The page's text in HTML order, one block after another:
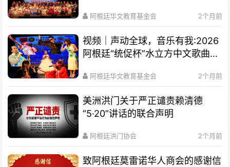
阿根廷华文教育基金会 2个月前
视频｜声动全球，音乐有我:2026
阿根廷“统促杯”水立方中文歌曲大
阿根廷华文教育基金会 2个月前
美洲洪门关于严正谴责赖清德
“5·20”讲话的联合声明
阿根廷洪门协会 2个月前
致阿根廷莫雷诺华人商会的感谢信